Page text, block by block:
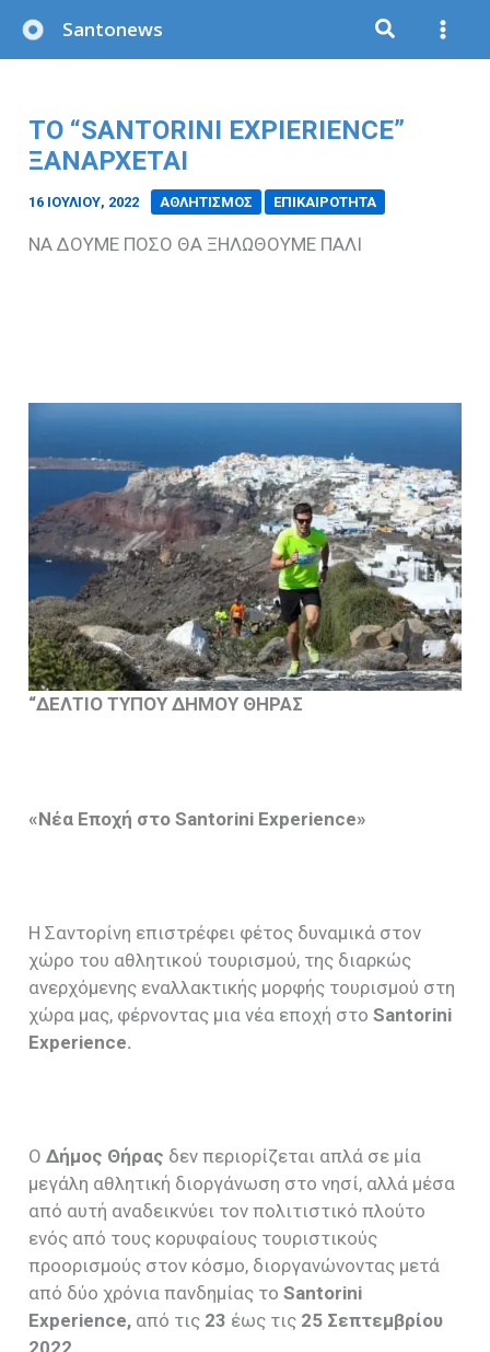
στο
Santonews
ΤΟ “SANTORINI EXPIERIENCE”
ΞΑΝΑΡΧΕΤΑΙ
16 ΙΟΥΛΊΟΥ, 2022 ΑΘΛΗΤΙΣΜΟΣ ΕΠΙΚΑΙΡΟΤΗΤΑ
ΝΑ ΔΟΥΜΕ ΠΟΣΟ ΘΑ ΞΗΛΩΘΟΥΜΕ ΠΑΛΙ
“ΔΕΛΤΙΟ ΤΥΠΟΥ ΔΗΜΟΥ ΘΗΡΑΣ
«Νέα Εποχή στο Santorini Experience»
Η Σαντορίνη επιστρέφει φέτος δυναμικά στον
χώρο του αθλητικού τουρισμού, της διαρκώς
ανερχόμενης εναλλακτικής μορφής τουρισμού στη
χώρα μας, φέρνοντας μια νέα εποχή στοSantorini
Experience.
ΟΔήμος Θήρας δεν περιορίζεται απλά σε μία
μεγάλη αθλητική διοργάνωση στο νησί, αλλά μέσα
από αυτή αναδεικνύει τον πολιτιστικό πλούτο
ενός από τους κορυφαίους τουριστικούς
προορισμούς στον κόσμο, διοργανώνοντας μετά
από δύο χρόνια πανδημίας τοSantorini
Experience, από τις 23 έως τις 25 Σεπτεμβρίου